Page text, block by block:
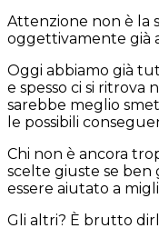
Attenzione non è la
oggettivamente già
Oggi abbiamo già
e spesso ci si ritrova
sarebbe meglio
le possibili
Chi non è ancora
scelte giuste se ben
essere aiutato a
Gli altri? È brutto